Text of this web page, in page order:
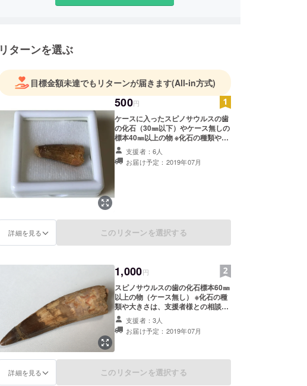
リターンを選ぶ
目標金額未達でもリターンが届きます(All-in方式)
500円
ケースに入ったスピノサウルスの歯
の化石（30㎜以下）やケース無しの
標本40㎜以上の物 ※化石の種類や大
きさは、支援者様との相談のもと、
最終的に決定します。
支援者：6人
お届け予定：2019年07月
詳細を見る このリターンを選択する
1,000円
スピノサウルスの歯の化石標本60㎜
以上の物（ケース無し） ※化石の種
類や大きさは、支援者様との相談の
もと、最終的に決定します。
支援者：3人
お届け予定：2019年07月
詳細を見る このリターンを選択する